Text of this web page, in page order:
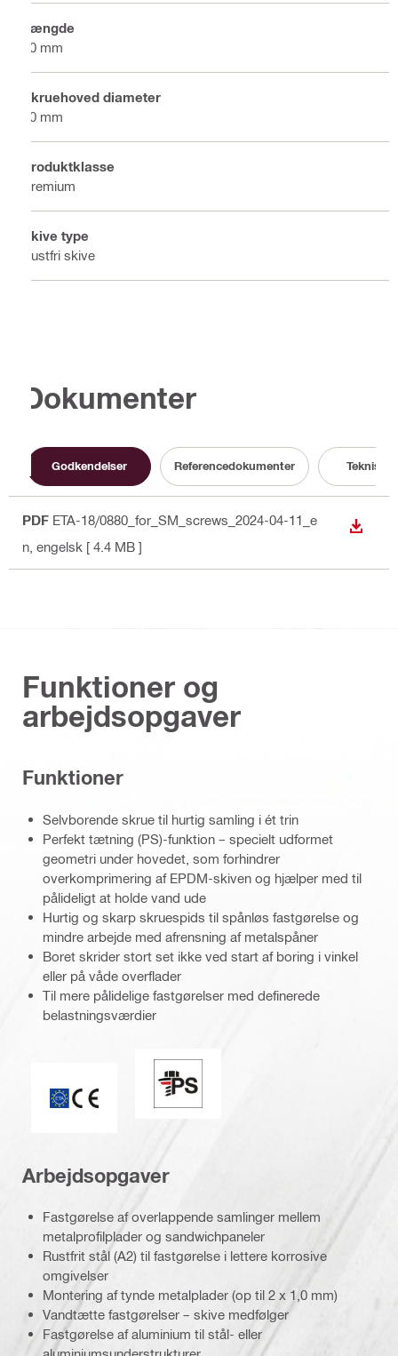
Længde
20 mm
Skruehoved diameter
10 mm
Produktklasse
Premium
Skive type
Rustfri skive
Dokumenter
Godkendelser Referencedokumenter Teknisk
PDF ETA-18/0880_for_SM_screws_2024-04-11_e
n , engelsk [ 4.4 MB ]
Funktioner og
arbejdsopgaver
Funktioner
Selvborende skrue til hurtig samling i ét trin
Perfekt tætning (PS)-funktion – specielt udformet
geometri under hovedet, som forhindrer
overkomprimering af EPDM-skiven og hjælper med til
pålideligt at holde vand ude
Hurtig og skarp skruespids til spånløs fastgørelse og
mindre arbejde med afrensning af metalspåner
Boret skrider stort set ikke ved start af boring i vinkel
eller på våde overflader
Til mere pålidelige fastgørelser med definerede
belastningsværdier
Perfekt tætning / Racing Tip
Arbejdsopgaver
Fastgørelse af overlappende samlinger mellem
metalprofilplader og sandwichpaneler
Rustfrit stål (A2) til fastgørelse i lettere korrosive
omgivelser
Montering af tynde metalplader (op til 2 x 1,0 mm)
Vandtætte fastgørelser – skive medfølger
Fastgørelse af aluminium til stål- eller